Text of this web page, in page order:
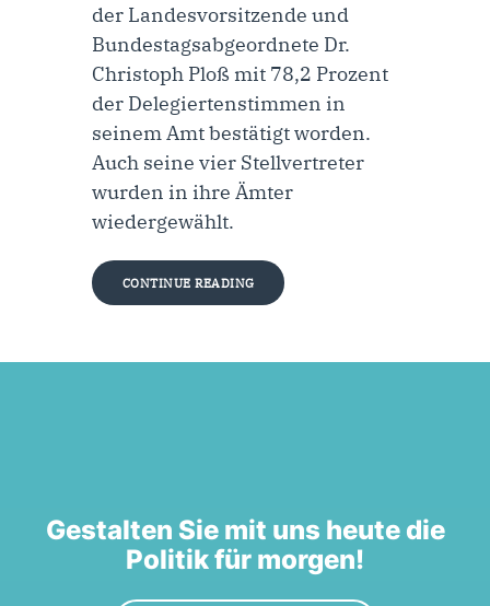
der Landesvorsitzende und
Bundestagsabgeordnete Dr.
Christoph Ploß mit 78,2 Prozent
der Delegiertenstimmen in
seinem Amt bestätigt worden.
Auch seine vier Stellvertreter
wurden in ihre Ämter
wiedergewählt.
CONTINUE READING
Gestalten Sie mit uns heute die
Politik für morgen!